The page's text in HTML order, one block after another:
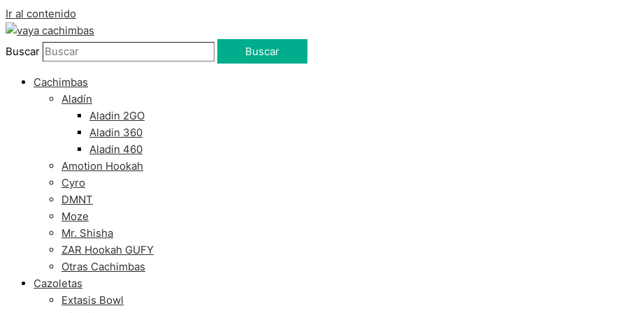
Ir al contenido
Buscar Buscar
Cachimbas
Aladín
Aladin 2GO
Aladin 360
Aladin 460
Amotion Hookah
Cyro
DMNT
Moze
Mr. Shisha
ZAR Hookah GUFY
Otras Cachimbas
Cazoletas
Extasis Bowl